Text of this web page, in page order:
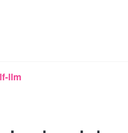
llm